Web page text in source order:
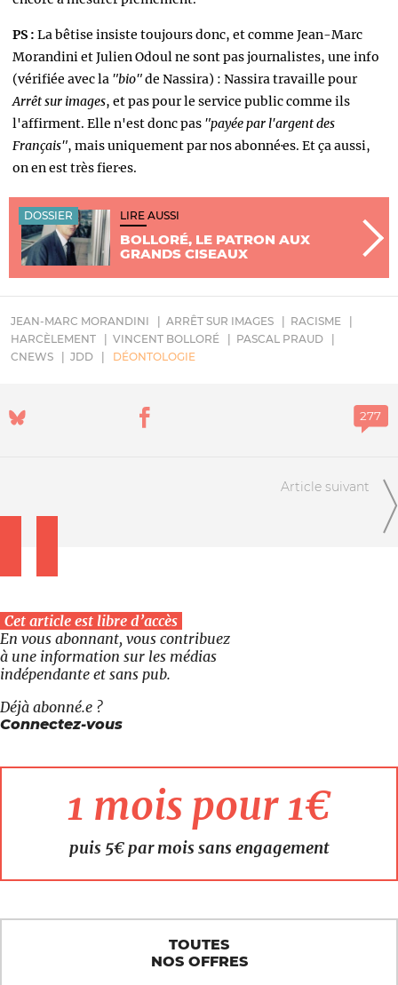
PS : La bêtise insiste toujours donc, et comme Jean-Marc
Morandini et Julien Odoul ne sont pas journalistes, une info
(vérifiée avec la "bio"de Nassira) : Nassira travaille pour
Arrêt sur images, et pas pour le service public comme ils
l'affirment. Elle n'est donc pas "payée par l'argent des
Français", mais uniquement par nos abonné·es. Et ça aussi,
on en est très fier·es.
DOSSIER LIRE AUSSI
BOLLORÉ, LE PATRON AUX
GRANDS CISEAUX
JEAN-MARC MORANDINI ARRÊT SUR IMAGES
RACISME
HARCÈLEMENT
VINCENT BOLLORÉ
PASCAL PRAUD
CNEWS
JDD DÉONTOLOGIE
Article suivant
Cet article est libre d’accès
En vous abonnant, vous contribuez
à une information sur les médias
indépendante et sans pub.
Déjà abonné.e ?
Connectez-vous
1 mois pour 1€
puis 5€ par mois sans engagement
TOUTES
NOS OFFRES